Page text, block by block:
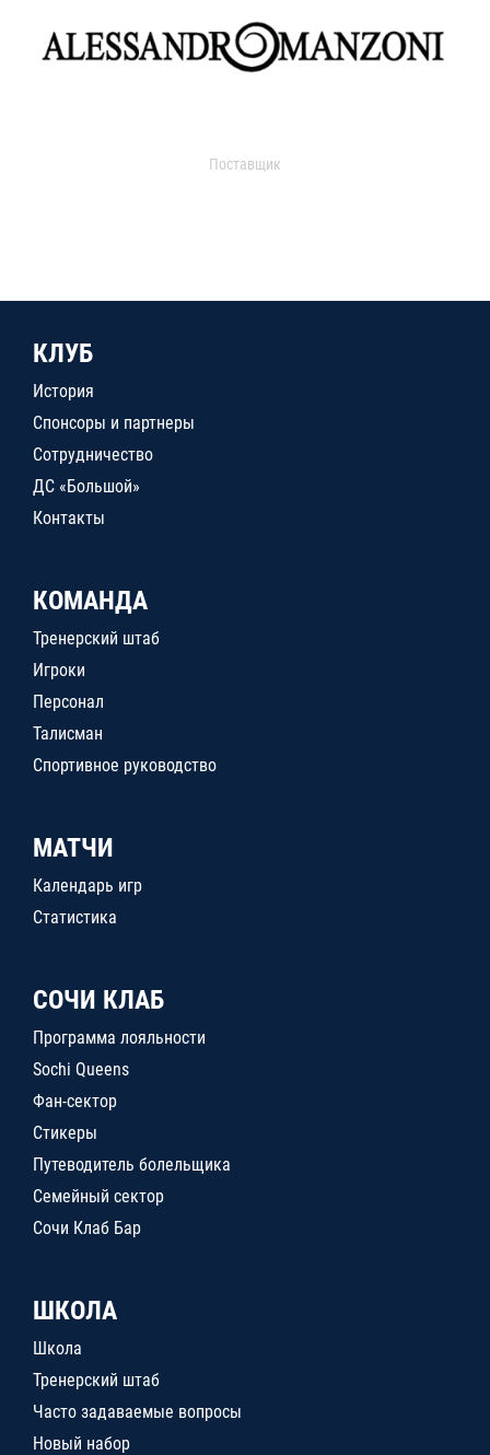
Поставщик
КЛУБ
История
Спонсоры и партнеры
Сотрудничество
ДС «Большой»
Контакты
КОМАНДА
Тренерский штаб
Игроки
Персонал
Талисман
Спортивное руководство
МАТЧИ
Календарь игр
Статистика
СОЧИ КЛАБ
Программа лояльности
Sochi Queens
Фан-сектор
Стикеры
Путеводитель болельщика
Семейный сектор
Сочи Клаб Бар
ШКОЛА
Школа
Тренерский штаб
Часто задаваемые вопросы
Новый набор